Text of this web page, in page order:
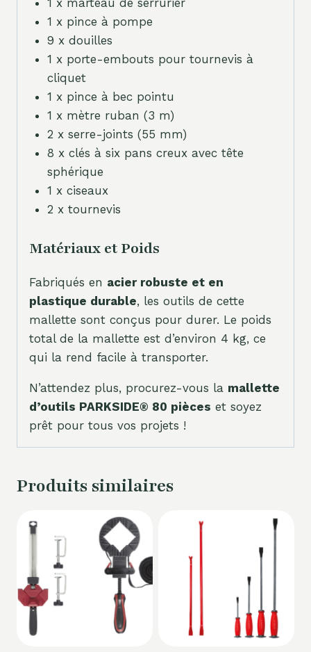
1 x pince à pompe
9 x douilles
1 x porte-embouts pour tournevis à
cliquet
1 x pince à bec pointu
1 x mètre ruban (3 m)
2 x serre-joints (55 mm)
8 x clés à six pans creux avec tête
sphérique
1 x ciseaux
2 x tournevis
Matériaux et Poids
Fabriqués en acier robuste et en
plastique durable, les outils de cette
mallette sont conçus pour durer. Le poids
total de la mallette est d’environ 4 kg, ce
qui la rend facile à transporter.
N’attendez plus, procurez-vous la mallette
d’outils PARKSIDE® 80 pièces et soyez
prêt pour tous vos projets !
Produits similaires